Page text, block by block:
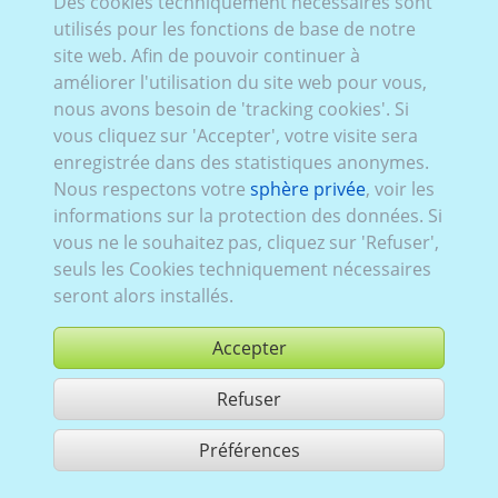
2023),5 portes
acheter
partager 1 résultats
utilisés pour les fonctions de base de notre
site web. Afin de pouvoir continuer à
améliorer l'utilisation du site web pour vous,
nous avons besoin de 'tracking cookies'. Si
vous cliquez sur 'Accepter', votre visite sera
enregistrée dans des statistiques anonymes.
Nous respectons votre sphère privée, voir les
informations sur la protection des données. Si
vous ne le souhaitez pas, cliquez sur 'Refuser',
seuls les Cookies techniquement nécessaires
seront alors installés.
Accepter
Refuser
Préférences